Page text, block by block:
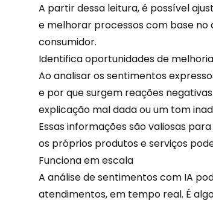
A partir dessa leitura, é possível
e melhorar processos com base
consumidor.
Identifica oportunidades de melhoria
Ao analisar os sentimentos
e por que surgem reações
explicação mal dada ou um tom
Essas informações são valiosas
os próprios produtos e serviços
Funciona em escala
A análise de sentimentos com IA
atendimentos, em tempo real. É